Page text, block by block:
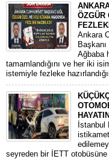
ÖZGÜR
​Ankara
Ağbaba
tamamlandığını ve her iki
istemiyle fezleke
seyreden bir İETT otobüsüne